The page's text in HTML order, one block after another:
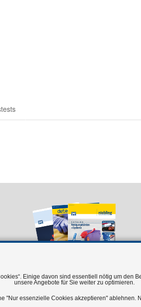
Einige davon sind essentiell nötig um
unsere Angebote für Sie weiter zu optimieren.
"Nur essenzielle Cookies akzeptieren" ablehnen.